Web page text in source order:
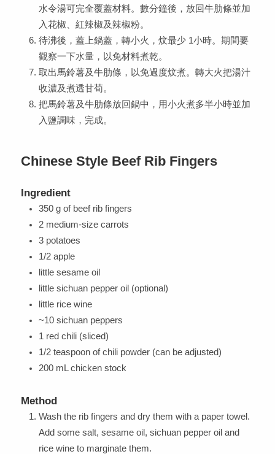
水令湯可完全覆蓋材料。數分鐘後，放回牛肋條並加
入花椒、紅辣椒及辣椒粉。
待沸後，蓋上鍋蓋，轉小火，炆最少 1小時。期間要
觀察一下水量，以免材料煮乾。
取出馬鈴薯及牛肋條，以免過度炆煮。轉大火把湯汁
收濃及煮透甘荀。
把馬鈴薯及牛肋條放回鍋中，用小火煮多半小時並加
入鹽調味，完成。
Chinese Style Beef Rib Fingers
Ingredient
350 g of beef rib fingers
2 medium-size carrots
3 potatoes
1/2 apple
little sesame oil
little sichuan pepper oil (optional)
little rice wine
~10 sichuan peppers
1 red chili (sliced)
1/2 teaspoon of chili powder (can be adjusted)
200 mL chicken stock
Method
Wash the rib fingers and dry them with a paper towel.
Add some salt, sesame oil, sichuan pepper oil and
rice wine to marginate them.